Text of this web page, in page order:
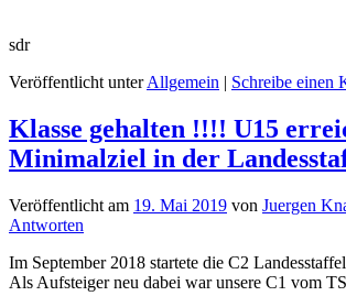
sdr
Veröffentlicht unter Allgemein | Schreibe einen
Klasse gehalten !!!! U15
Minimalziel in der
Veröffentlicht am 19. Mai 2019 von Juergen
Antworten
Im September 2018 startete die C2
Als Aufsteiger neu dabei war unsere C1 vom